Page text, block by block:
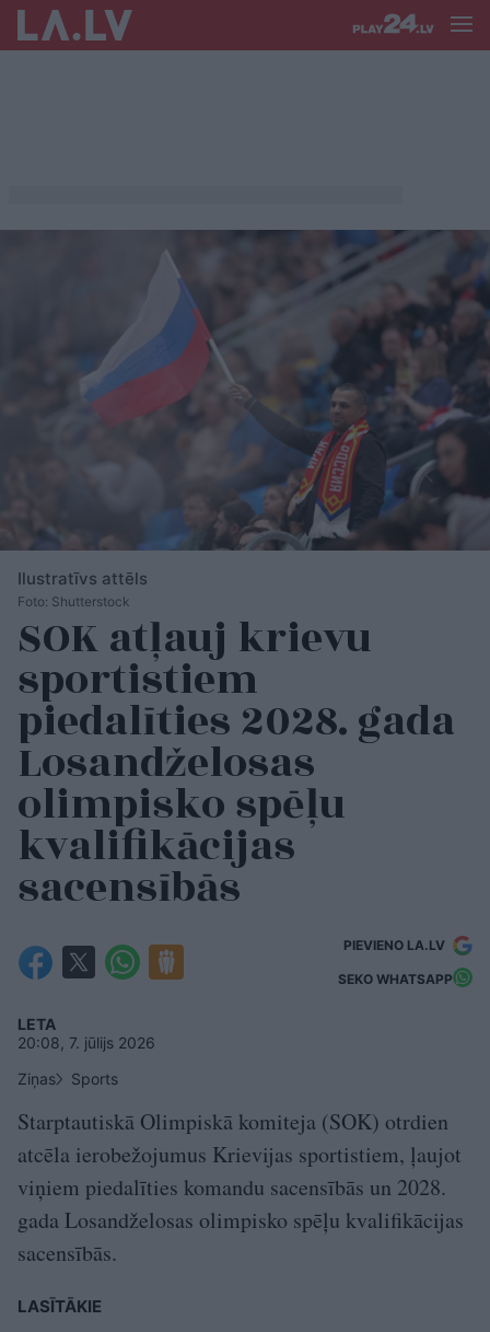
Ilustratīvs attēls
Foto: Shutterstock
SOK atļauj krievu
sportistiem
piedalīties 2028. gada
Losandželosas
olimpisko spēļu
kvalifikācijas
sacensībās
PIEVIENO LA.LV
SEKO WHATSAPP
LETA
20:08, 7. jūlijs 2026
Ziņas
Sports
Starptautiskā Olimpiskā komiteja (SOK) otrdien
atcēla ierobežojumus Krievijas sportistiem, ļaujot
viņiem piedalīties komandu sacensībās un 2028.
gada Losandželosas olimpisko spēļu kvalifikācijas
sacensībās.
LASĪTĀKIE